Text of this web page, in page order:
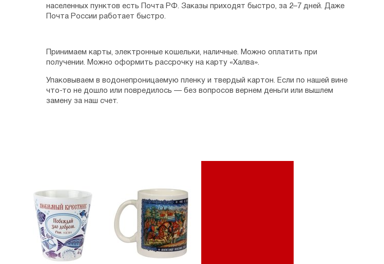
населенных пунктов есть Почта РФ. Заказы приходят быстро, за 2–7 дней. Даже
Почта России работает быстро.
Принимаем карты, электронные кошельки, наличные. Можно оплатить при
получении. Можно оформить рассрочку на карту «Халва».
Упаковываем в водонепроницаемую пленку и твердый картон. Если по нашей вине
что-то не дошло или повредилось — без вопросов вернем деньги или вышлем
замену за наш счет.